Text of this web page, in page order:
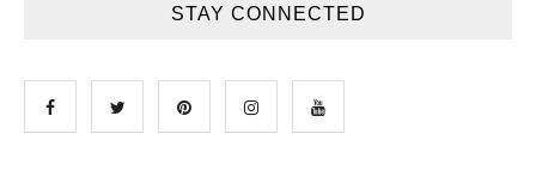
STAY CONNECTED